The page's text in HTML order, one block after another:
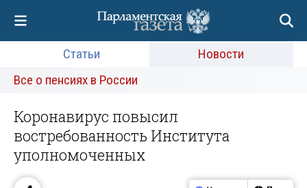
Статьи
Новости
Все о пенсиях в России
Коронавирус повысил
востребованность Института
уполномоченных